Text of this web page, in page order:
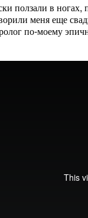
ползали в ногах,
меня еще
по-моему